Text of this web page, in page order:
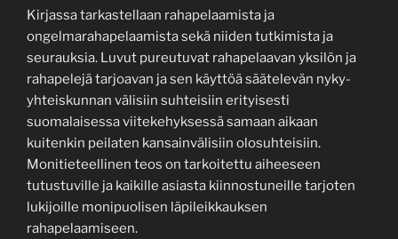
Kirjassa tarkastellaan rahapelaamista ja
ongelmarahapelaamista sekä niiden tutkimista ja
seurauksia. Luvut pureutuvat rahapelaavan yksilön ja
rahapelejä tarjoavan ja sen käyttöä säätelevän nyky-
yhteiskunnan välisiin suhteisiin erityisesti
suomalaisessa viitekehyksessä samaan aikaan
kuitenkin peilaten kansainvälisiin olosuhteisiin.
Monitieteellinen teos on tarkoitettu aiheeseen
tutustuville ja kaikille asiasta kiinnostuneille tarjoten
lukijoille monipuolisen läpileikkauksen
rahapelaamiseen.